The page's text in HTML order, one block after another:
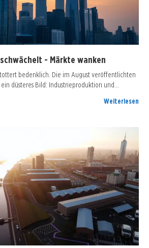
- Märkte wanken
bedenklich. Die im August veröffentlichten
düsteres Bild: Industrieproduktion und…
Weiterlesen